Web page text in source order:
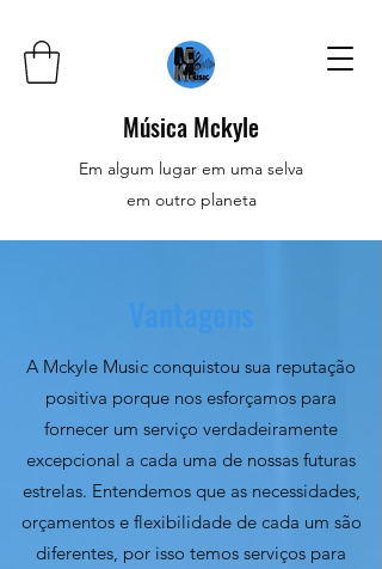
Música Mckyle
Em algum lugar em uma selva
em outro planeta
Vantagens
A Mckyle Music conquistou sua reputação
positiva porque nos esforçamos para
fornecer um serviço verdadeiramente
excepcional a cada uma de nossas futuras
estrelas. Entendemos que as necessidades,
orçamentos e flexibilidade de cada um são
diferentes, por isso temos serviços para